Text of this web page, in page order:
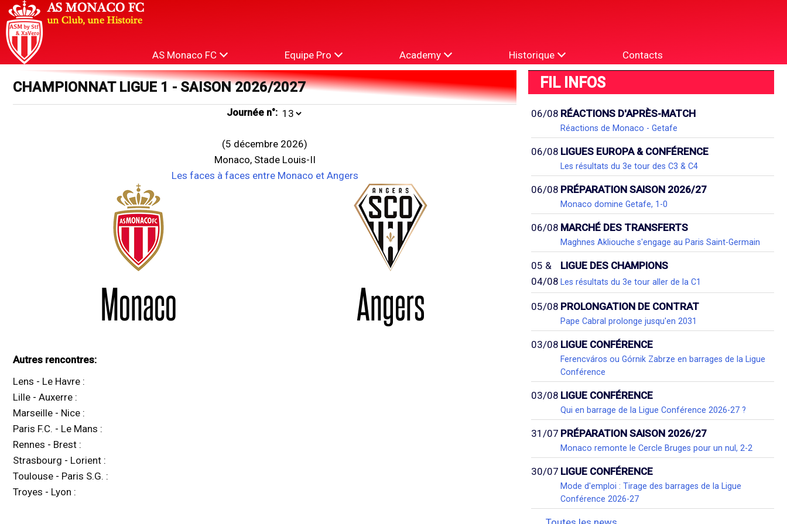
AS Monaco FC Equipe Pro Academy Historique Contacts
CHAMPIONNAT LIGUE 1 - SAISON 2026/2027
Journée n°:
(5 décembre 2026)
Monaco, Stade Louis-II
Les faces à faces entre Monaco et Angers
Monaco Angers
Autres rencontres:
Lens - Le Havre :
Lille - Auxerre :
Marseille - Nice :
Paris F.C. - Le Mans :
Rennes - Brest :
Strasbourg - Lorient :
Toulouse - Paris S.G. :
Troyes - Lyon :
FIL INFOS
06/08 RÉACTIONS D'APRÈS-MATCH
Réactions de Monaco - Getafe
06/08 LIGUES EUROPA & CONFÉRENCE
Les résultats du 3e tour des C3 & C4
06/08 PRÉPARATION SAISON 2026/27
Monaco domine Getafe, 1-0
06/08 MARCHÉ DES TRANSFERTS
Maghnes Akliouche s'engage au Paris Saint-Germain
05 &
04/08
LIGUE DES CHAMPIONS
Les résultats du 3e tour aller de la C1
05/08 PROLONGATION DE CONTRAT
Pape Cabral prolonge jusqu'en 2031
03/08 LIGUE CONFÉRENCE
Ferencváros ou Górnik Zabrze en barrages de la Ligue
Conférence
03/08 LIGUE CONFÉRENCE
Qui en barrage de la Ligue Conférence 2026-27 ?
31/07 PRÉPARATION SAISON 2026/27
Monaco remonte le Cercle Bruges pour un nul, 2-2
30/07 LIGUE CONFÉRENCE
Mode d'emploi : Tirage des barrages de la Ligue
Conférence 2026-27